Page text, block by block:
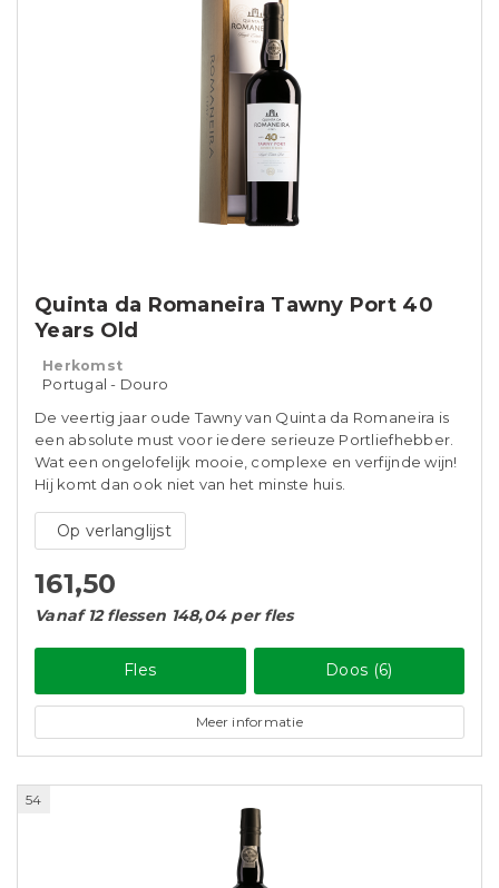
Quinta da Romaneira Tawny Port 40
Years Old
Herkomst
Portugal - Douro
De veertig jaar oude Tawny van Quinta da Romaneira is
een absolute must voor iedere serieuze Portliefhebber.
Wat een ongelofelijk mooie, complexe en verfijnde wijn!
Hij komt dan ook niet van het minste huis.
Op verlanglijst
161,50
Vanaf 12 flessen 148,04 per fles
Fles Doos (6)
Meer informatie
54